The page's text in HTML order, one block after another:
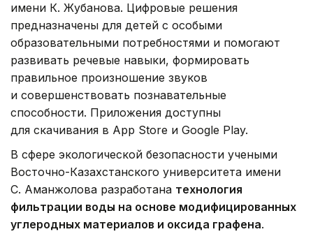
имени К. Жубанова. Цифровые решения
предназначены для детей с особыми
образовательными потребностями и помогают
развивать речевые навыки, формировать
правильное произношение звуков
и совершенствовать познавательные
способности. Приложения доступны
для скачивания в App Store и Google Play.
В сфере экологической безопасности учеными
Восточно-Казахстанского университета имени
С. Аманжолова разработана технология
фильтрации воды на основе модифицированных
углеродных материалов и оксида графена.